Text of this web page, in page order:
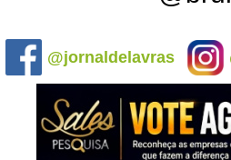
@jornaldelavras